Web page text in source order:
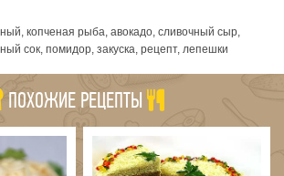
копченая рыба, авокадо, сливочный сыр,
сок, помидор, закуска, рецепт, лепешки
ПОХОЖИЕ РЕЦЕПТЫ